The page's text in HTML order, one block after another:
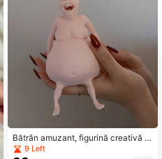
Bătrân amuzant, figurină creativă a
bstractă pentru eliberarea stresului,
9 Left